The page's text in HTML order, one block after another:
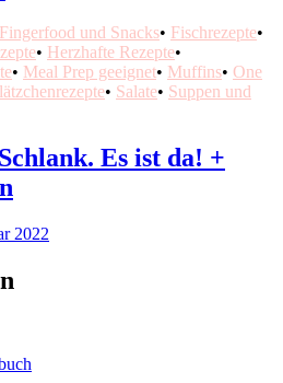
Fingerfood und Snacks• Fischrezepte•
• Herzhafte Rezepte•
• Meal Prep geeignet• Muffins• One
• Salate• Suppen und
Es ist da! +
2022